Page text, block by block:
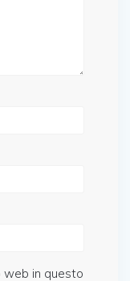
web in questo